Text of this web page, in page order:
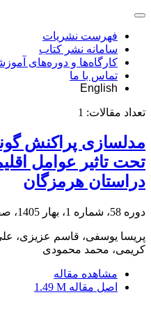
فهرست نشریات
سامانه نشر کتاب
کارگاه‌ها و دوره‌های
تماس با ما
English
تعداد مقالات: 1
مدلسازی پراکنش
تحت تاثیر عوامل
دراستان هرمزگان
دوره 58، شماره 1، بهار 1405، صفحه
پریسا یوسفی، قاسم عزیزی،
کریمی، محمد محمودی
مشاهده مقاله
اصل مقاله 1.49 M